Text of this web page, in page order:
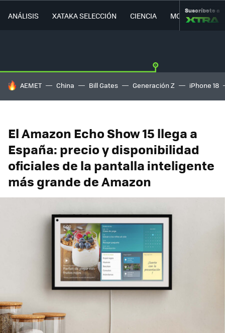
ANÁLISIS XATAKA SELECCIÓN CIENCIA MOVILIDAD
Suscríbete a
HOY SE HABLA DE
AEMET China Bill Gates Generación Z iPhone 18
El Amazon Echo Show 15 llega a
España: precio y disponibilidad
oficiales de la pantalla inteligente
más grande de Amazon